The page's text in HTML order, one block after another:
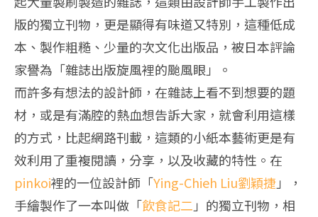
版的獨立刊物，更是顯得有味道又特別，這種低成
本、製作粗糙、少量的次文化出版品，被日本評論
家譽為「雜誌出版旋風裡的颱風眼」。
而許多有想法的設計師，在雜誌上看不到想要的題
材，或是有滿腔的熱血想告訴大家，就會利用這樣
的方式，比起網路刊載，這類的小紙本藝術更是有
效利用了重複閱讀，分享，以及收藏的特性。在
pinkoi裡的一位設計師「Ying-Chieh Liu劉穎捷」，
手繪製作了一本叫做「飲食記二 」的獨立刊物，相